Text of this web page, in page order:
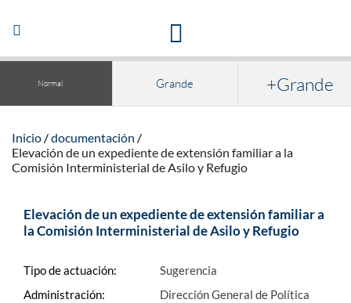
Abrir/Cerrar
navegación
Normal Grande +Grande
Inicio
documentación
Elevación de un expediente de extensión familiar a la
Comisión Interministerial de Asilo y Refugio
Elevación de un expediente de extensión familiar a
la Comisión Interministerial de Asilo y Refugio
Tipo de actuación:
Sugerencia
Administración:
Dirección General de Política